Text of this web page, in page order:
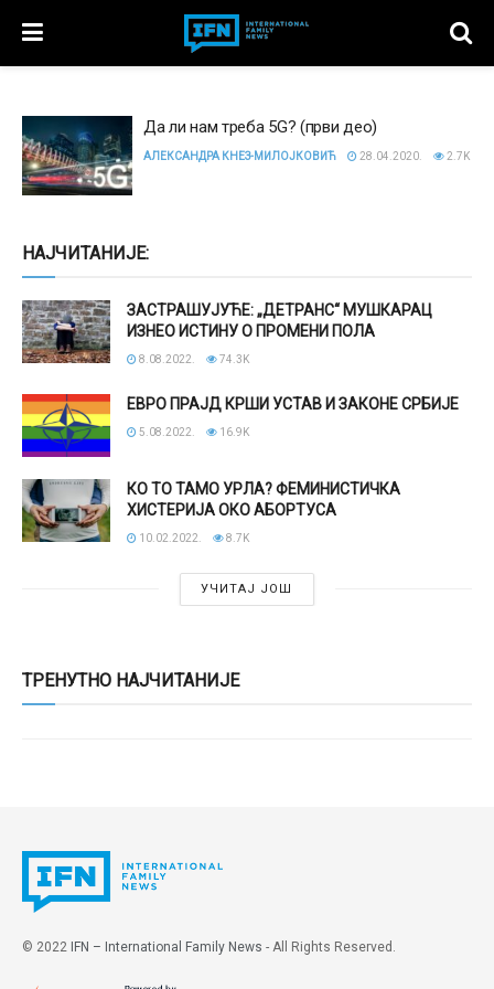
Да ли нам треба 5G? (први део)
АЛЕКСАНДРА КНЕЗ-МИЛОЈКОВИЋ 28.04.2020. 2.7K
НАЈЧИТАНИЈЕ:
ЗАСТРАШУЈУЋЕ: „ДЕТРАНС“ МУШКАРАЦ
ИЗНЕО ИСТИНУ О ПРОМЕНИ ПОЛА
8.08.2022. 74.3K
ЕВРО ПРАЈД КРШИ УСТАВ И ЗАКОНЕ СРБИЈЕ
5.08.2022. 16.9K
КО ТО ТАМО УРЛА? ФЕМИНИСТИЧКА
ХИСТЕРИЈА ОКО АБОРТУСА
10.02.2022. 8.7K
УЧИТАЈ ЈОШ
ТРЕНУТНО НАЈЧИТАНИЈЕ
© 2022 IFN – International Family News - All Rights Reserved.